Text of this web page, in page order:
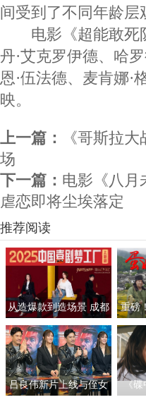
间受到了不同年龄层
电影《超能敢死队
丹·艾克罗伊德、哈
恩·伍法德、麦肯娜·
映。
上一篇：
《哥斯拉
场
下一篇： 电影《八月
虐恋即将尘埃落定
推荐阅读
从造爆款到造场景 成都
解锁影旅融合新玩法
重磅
性励
传
吕良伟新片上线与侄女
《